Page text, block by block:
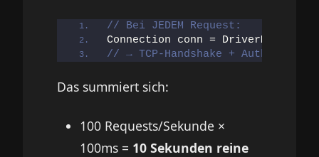
// Bei JEDEM Request:
Connection conn = DriverManager.
// → TCP-Handshake +
Das summiert sich:
100 Requests/Sekunde ×
100ms = 10 Sekunden reine